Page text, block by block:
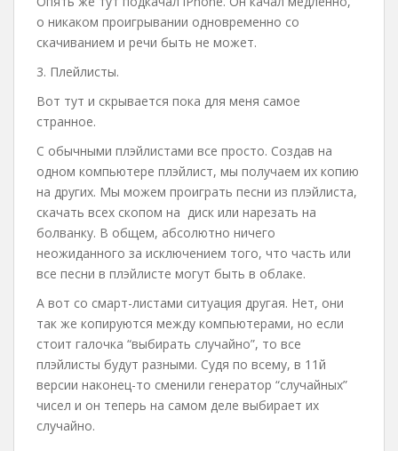
о никаком проигрывании одновременно со
скачиванием и речи быть не может.
3. Плейлисты.
Вот тут и скрывается пока для меня самое
странное.
С обычными плэйлистами все просто. Создав на
одном компьютере плэйлист, мы получаем их копию
на других. Мы можем проиграть песни из плэйлиста,
скачать всех скопом на диск или нарезать на
болванку. В общем, абсолютно ничего
неожиданного за исключением того, что часть или
все песни в плэйлисте могут быть в облаке.
А вот со смарт-листами ситуация другая. Нет, они
так же копируются между компьютерами, но если
стоит галочка “выбирать случайно”, то все
плэйлисты будут разными. Судя по всему, в 11й
версии наконец-то сменили генератор “случайных”
чисел и он теперь на самом деле выбирает их
случайно.